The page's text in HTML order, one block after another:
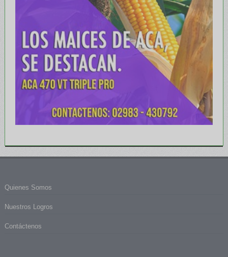
Quienes Somos
Nuestros Logros
Contáctenos